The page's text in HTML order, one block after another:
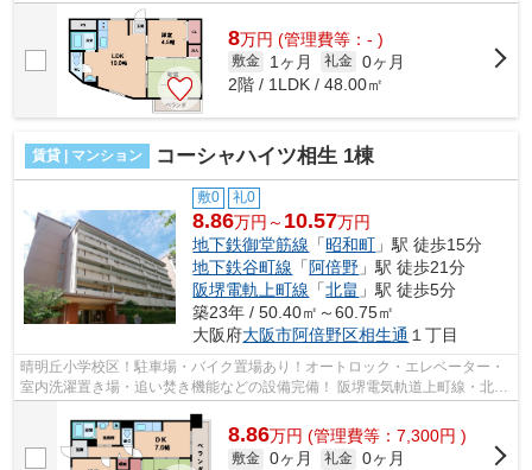
おすすめ！静かな環境で快適な新生活...
8万円 (管理費等：- )
敷金 1ヶ月 礼金 0ヶ月
2階 / 1LDK / 48.00㎡
賃貸 | マンション コーシャハイツ相生 1棟
敷0 礼0
8.86万円～ 10.57万円
地下鉄御堂筋線 「昭和町 」駅 徒歩15分
地下鉄谷町線 「 阿倍野 」駅 徒歩21分
阪堺電軌上町線 「北畠 」駅 徒歩5分
築23年 / 50.40㎡～60.75㎡
大阪府大阪市阿倍野区相生通 １丁目
晴明丘小学校区！駐車場・バイク置場あり！オートロック・エレベーター・
室内洗濯置き場・追い焚き機能などの設備完備！ 阪堺電気軌道上町線・北畠
8.86万円 (管理費等：7,300円 )
敷金 0ヶ月 礼金 0ヶ月